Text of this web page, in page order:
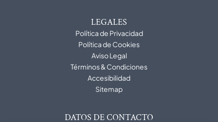
LEGALES
Política de Privacidad
Política de Cookies
Aviso Legal
Términos & Condiciones
Accesibilidad
Sitemap
DATOS DE CONTACTO